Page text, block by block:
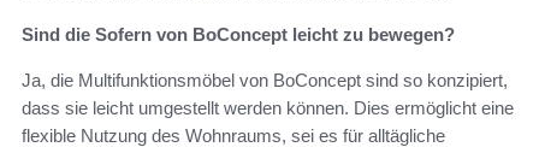
Sind die Sofern von BoConcept leicht zu bewegen?
Ja, die Multifunktionsmöbel von BoConcept sind so konzipiert,
dass sie leicht umgestellt werden können. Dies ermöglicht eine
flexible Nutzung des Wohnraums, sei es für alltägliche